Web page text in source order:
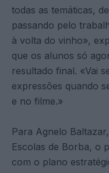
todas as temáticas,
passando pelo
à volta do vinho»,
que os alunos só
resultado final. «Vai
expressões quando
e no filme.»
Para Agnelo
Escolas de Borba, o
com o plano